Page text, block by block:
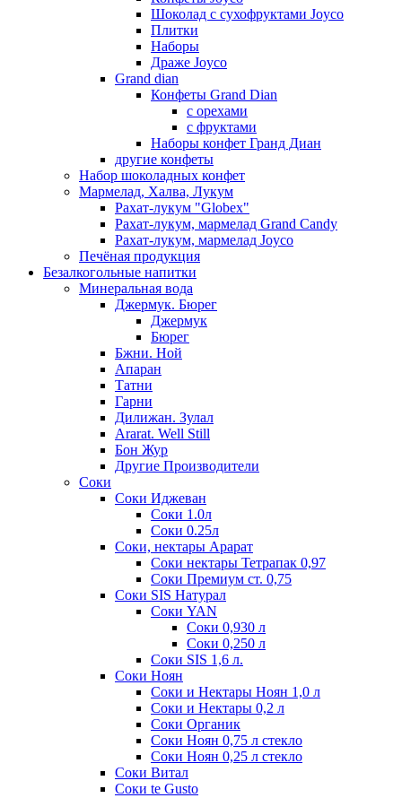
Шоколад с сухофруктами Joyco
Плитки
Наборы
Драже Joyco
Grand dian
Конфеты Grand Dian
с орехами
с фруктами
Наборы конфет Гранд Диан
другие конфеты
Набор шоколадных конфет
Мармелад, Халва, Лукум
Рахат-лукум "Globex"
Рахат-лукум, мармелад Grand Candy
Рахат-лукум, мармелад Joyco
Печёная продукция
Безалкогольные напитки
Минеральная вода
Джермук. Бюрег
Джермук
Бюрег
Бжни. Ной
Апаран
Татни
Гарни
Дилижан. Зулал
Ararat. Well Still
Бон Жур
Другие Производители
Соки
Соки Иджеван
Соки 1.0л
Соки 0.25л
Соки, нектары Арарат
Соки нектары Тетрапак 0,97
Соки Премиум ст. 0,75
Соки SIS Натурал
Соки YAN
Соки 0,930 л
Соки 0,250 л
Соки SIS 1,6 л.
Соки Ноян
Соки и Нектары Ноян 1,0 л
Соки и Нектары 0,2 л
Соки Органик
Соки Ноян 0,75 л стекло
Соки Ноян 0,25 л стекло
Соки Витал
Соки te Gusto